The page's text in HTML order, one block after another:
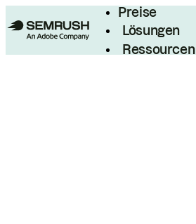
Preise
Lösungen
Ressourcen